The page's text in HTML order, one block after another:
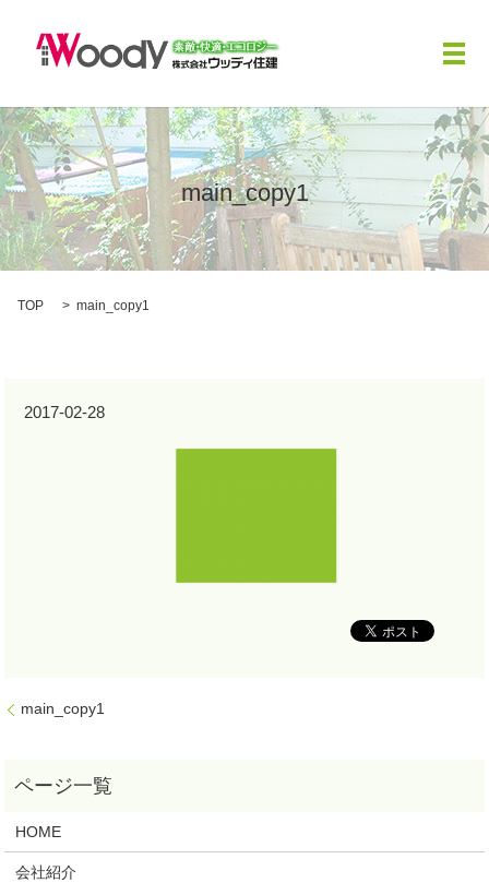
メ
main_copy1
TOP main_copy1
2017-02-28
main_copy1
HOME
会社紹介